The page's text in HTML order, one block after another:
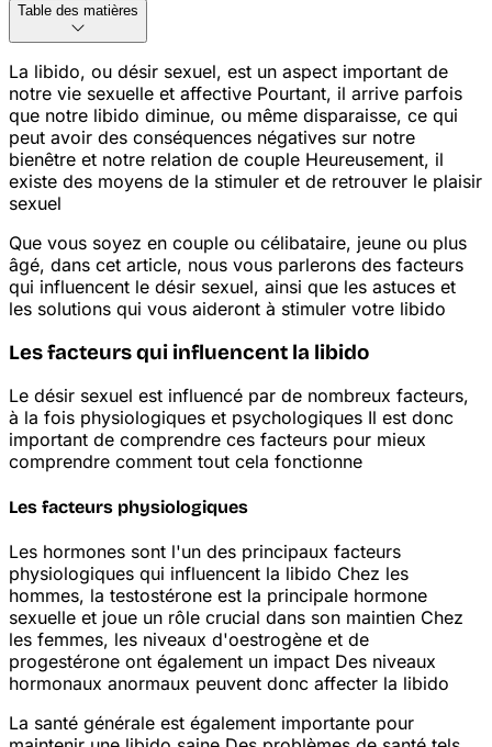
Table des matières
La libido, ou désir sexuel, est un aspect important de
notre vie sexuelle et affective Pourtant, il arrive parfois
que notre libido diminue, ou même disparaisse, ce qui
peut avoir des conséquences négatives sur notre
bienêtre et notre relation de couple Heureusement, il
existe des moyens de la stimuler et de retrouver le plaisir
sexuel
Que vous soyez en couple ou célibataire, jeune ou plus
âgé, dans cet article, nous vous parlerons des facteurs
qui influencent le désir sexuel, ainsi que les astuces et
les solutions qui vous aideront à stimuler votre libido
Les facteurs qui influencent la libido
Le désir sexuel est influencé par de nombreux facteurs,
à la fois physiologiques et psychologiques Il est donc
important de comprendre ces facteurs pour mieux
comprendre comment tout cela fonctionne
Les facteurs physiologiques
Les hormones sont l'un des principaux facteurs
physiologiques qui influencent la libido Chez les
hommes, la testostérone est la principale hormone
sexuelle et joue un rôle crucial dans son maintien Chez
les femmes, les niveaux d'oestrogène et de
progestérone ont également un impact Des niveaux
hormonaux anormaux peuvent donc affecter la libido
La santé générale est également importante pour